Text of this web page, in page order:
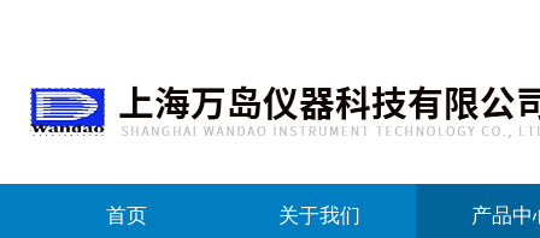
首页 关于我们 产品中